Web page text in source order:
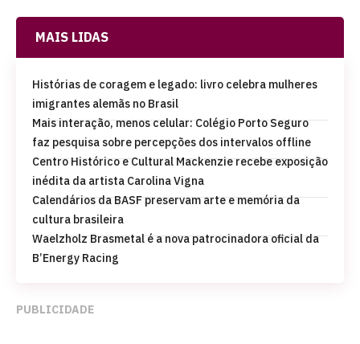
MAIS LIDAS
Histórias de coragem e legado: livro celebra mulheres
imigrantes alemãs no Brasil
Mais interação, menos celular: Colégio Porto Seguro
faz pesquisa sobre percepções dos intervalos offline
Centro Histórico e Cultural Mackenzie recebe exposição
inédita da artista Carolina Vigna
Calendários da BASF preservam arte e memória da
cultura brasileira
Waelzholz Brasmetal é a nova patrocinadora oficial da
B’Energy Racing
PUBLICIDADE